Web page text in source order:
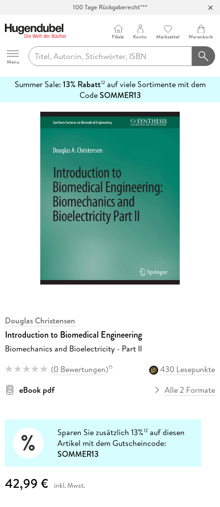
100 Tage Rückgaberecht***
Hugendubel
Menu
Filiale Konto Merkzettel Warenkorb
Summer Sale: 13% Rabatt12auf viele Sortimente mit dem
CodeSOMMER13
erfahren
Douglas Christensen
Introduction to Biomedical Engineering
Biomechanics and Bioelectricity - Part II
(0 Bewertungen)15
430 Lesepunkte
eBook pdf
Alle 2 Formate
Sparen Sie zusätzlich 13%12 auf diesen
Artikel mit dem Gutscheincode:
SOMMER13
42,99 € inkl. Mwst.